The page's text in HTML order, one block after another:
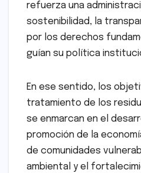
refuerza una
sostenibilidad, la
por los derechos
guían su política
En ese sentido, los
tratamiento de los
se enmarcan en el
promoción de la
de comunidades
ambiental y el